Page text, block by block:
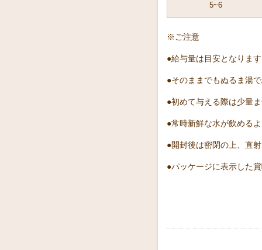
5~6
※ご注意
●給与量は目安となりま
●そのままでもぬるま湯
●初めて与える際は少量
●常時新鮮な水が飲める
●開封後は密閉の上、直
●パッケージに表示した